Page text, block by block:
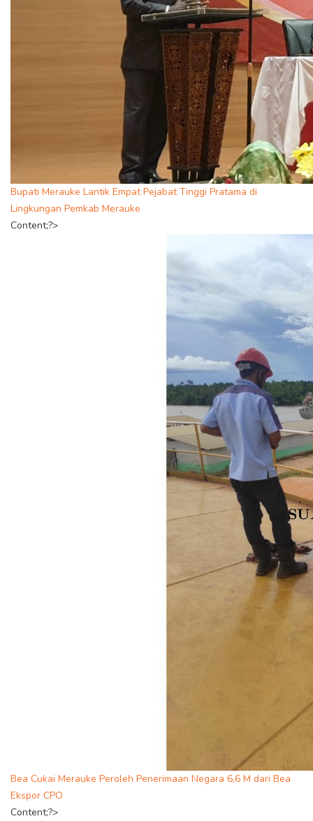
Bupati Merauke Lantik Empat Pejabat Tinggi Pratama di
Lingkungan Pemkab Merauke
Content;?>
Bea Cukai Merauke Peroleh Penerimaan Negara 6,6 M dari Bea
Ekspor CPO
Content;?>